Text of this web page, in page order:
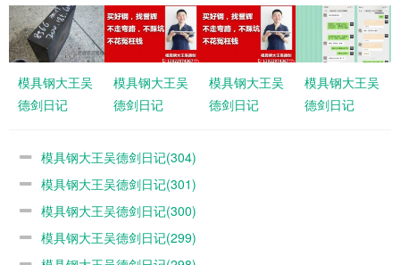
模具钢大王吴
德剑日记
模具钢大王吴
德剑日记
模具钢大王吴
德剑日记
模具钢大王吴
德剑日记
模具钢大王吴德剑日记(304)
模具钢大王吴德剑日记(301)
模具钢大王吴德剑日记(300)
模具钢大王吴德剑日记(299)